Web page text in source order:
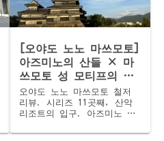
야마이치의 현지 맛까지.
¥12,600.
[오야도 노노 마쓰모토]
아즈미노의 산들 × 마
쓰모토 성 모티프의 창
× 신슈 알프스 규나베!
아즈미노유 철저 리뷰
오야도 노노 마쓰모토 철저
리뷰. 시리즈 11곳째, 산악
리조트의 입구. 아즈미노 산
리 2건째(5분에 1회로 완